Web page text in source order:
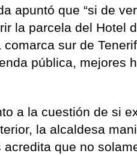
apuntó que “si de
la parcela del Hotel
sur de
pública, mejores
a la cuestión de si
la alcaldesa
acredita que no